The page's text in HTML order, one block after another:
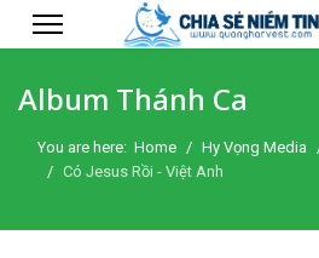
Album Thánh Ca
You are here: Home Hy Vọng Media
Có Jesus Rồi - Việt Anh